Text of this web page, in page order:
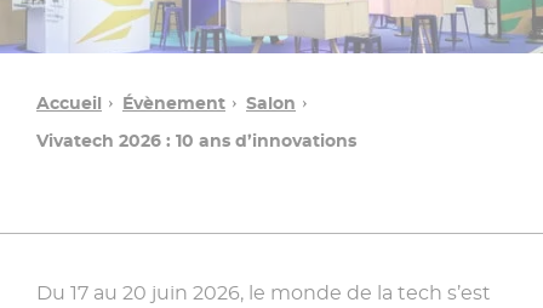
Accueil Évènement
Salon
Vivatech 2026 : 10 ans d’innovations
Du 17 au 20 juin 2026, le monde de la tech s’est